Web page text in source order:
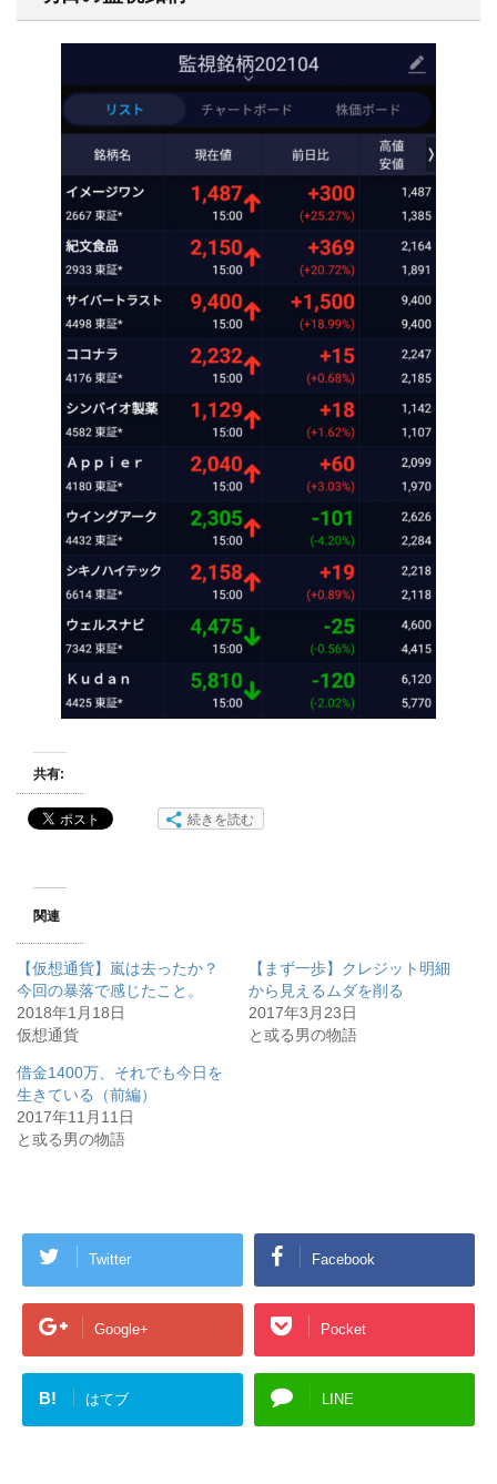
共有:
続きを読む
関連
【仮想通貨】嵐は去ったか？
今回の暴落で感じたこと。
2018年1月18日
仮想通貨
【まず一歩】クレジット明細
から見えるムダを削る
2017年3月23日
と或る男の物語
借金1400万、それでも今日を
生きている（前編）
2017年11月11日
と或る男の物語
Twitter Facebook
Google+ Pocket
B! はてブ LINE